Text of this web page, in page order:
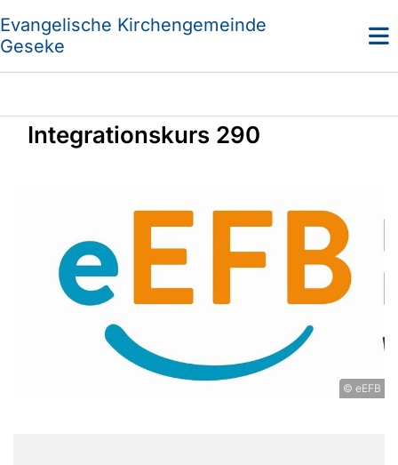
Evangelische Kirchengemeinde
Geseke
Integrationskurs 290
© eEFB